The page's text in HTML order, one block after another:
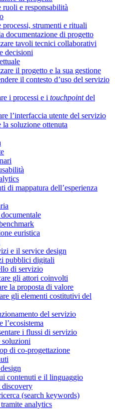
e responsabilità
strumenti e rituali
documentazione di progetto
tavoli tecnici collaborativi
decisioni
il progetto e la sua gestione
il contesto d’uso del servizio
i processi e i touchpointdel
l’interfaccia utente del servizio
soluzione ottenuta
di mappatura dell’esperienza
euristica
e il service design
pubblici digitali
di servizio
gli attori coinvolti
la proposta di valore
gli elementi costitutivi del
del servizio
l’ecosistema
i flussi di servizio
soluzioni
di co-progettazione
contenuti e il linguaggio
discovery
(search keywords)
analytics